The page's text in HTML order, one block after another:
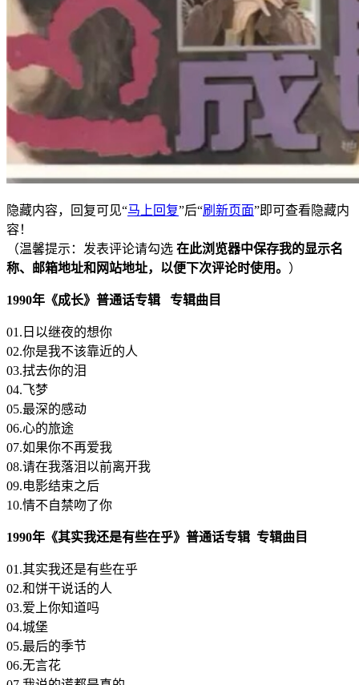
隐藏内容，回复可见“马上回复”后“刷新页面”即可查看隐藏内
容！
（温馨提示：发表评论请勾选 在此浏览器中保存我的显示名
称、邮箱地址和网站地址，以便下次评论时使用。 ）
1990年《成长》普通话专辑 专辑曲目
01.日以继夜的想你
02.你是我不该靠近的人
03.拭去你的泪
04.飞梦
05.最深的感动
06.心的旅途
07.如果你不再爱我
08.请在我落泪以前离开我
09.电影结束之后
10.情不自禁吻了你
1990年《其实我还是有些在乎》普通话专辑 专辑曲目
01.其实我还是有些在乎
02.和饼干说话的人
03.爱上你知道吗
04.城堡
05.最后的季节
06.无言花